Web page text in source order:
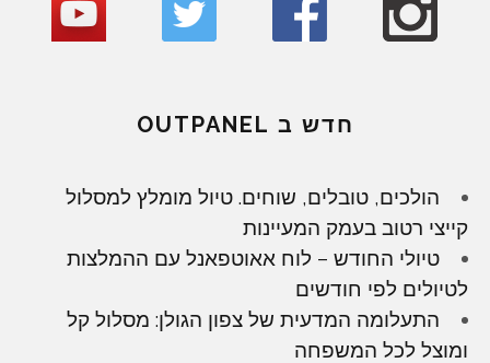
חדש ב OUTPANEL
הולכים, טובלים, שוחים. טיול מומלץ למסלול
קייצי רטוב בעמק המעיינות
טיולי החודש – לוח אאוטפאנל עם ההמלצות
לטיולים לפי חודשים
התעלומה המדעית של צפון הגולן: מסלול קל
ומוצל לכל המשפחה